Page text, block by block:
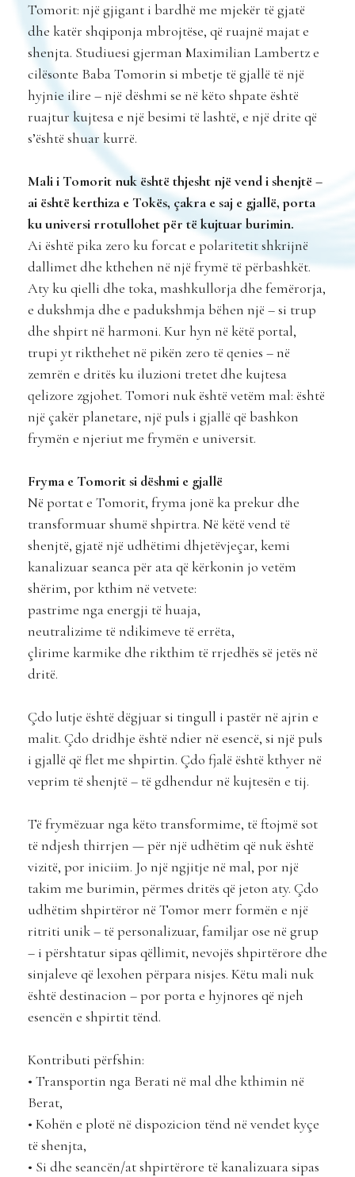
Tomorit: një gjigant i bardhë me mjekër të gjatë
dhe katër shqiponja mbrojtëse, që ruajnë majat e
shenjta. Studiuesi gjerman Maximilian Lambertz e
cilësonte Baba Tomorin si mbetje të gjallë të një
hyjnie ilire – një dëshmi se në këto shpate është
ruajtur kujtesa e një besimi të lashtë, e një drite që
s’është shuar kurrë.
Mali i Tomorit nuk është thjesht një vend i shenjtë –
ai është kerthiza e Tokës, çakra e saj e gjallë, porta
ku universi rrotullohet për të kujtuar burimin.
Ai është pika zero ku forcat e polaritetit shkrijnë
dallimet dhe kthehen në një frymë të përbashkët.
Aty ku qielli dhe toka, mashkullorja dhe femërorja,
e dukshmja dhe e padukshmja bëhen një – si trup
dhe shpirt në harmoni. Kur hyn në këtë portal,
trupi yt rikthehet në pikën zero të qenies – në
zemrën e dritës ku iluzioni tretet dhe kujtesa
qelizore zgjohet. Tomori nuk është vetëm mal: është
një çakër planetare, një puls i gjallë që bashkon
frymën e njeriut me frymën e universit.
Fryma e Tomorit si dëshmi e gjallë
Në portat e Tomorit, fryma jonë ka prekur dhe
transformuar shumë shpirtra. Në këtë vend të
shenjtë, gjatë një udhëtimi dhjetëvjeçar, kemi
kanalizuar seanca për ata që kërkonin jo vetëm
shërim, por kthim në vetvete:
pastrime nga energji të huaja,
neutralizime të ndikimeve të errëta,
çlirime karmike dhe rikthim të rrjedhës së jetës në
dritë.
Çdo lutje është dëgjuar si tingull i pastër në ajrin e
malit. Çdo dridhje është ndier në esencë, si një puls
i gjallë që flet me shpirtin. Çdo fjalë është kthyer në
veprim të shenjtë – të gdhendur në kujtesën e tij.
Të frymëzuar nga këto transformime, të ftojmë sot
të ndjesh thirrjen — për një udhëtim që nuk është
vizitë, por iniciim. Jo një ngjitje në mal, por një
takim me burimin, përmes dritës që jeton aty. Çdo
udhëtim shpirtëror në Tomor merr formën e një
ritriti unik – të personalizuar, familjar ose në grup
– i përshtatur sipas qëllimit, nevojës shpirtërore dhe
sinjaleve që lexohen përpara nisjes. Këtu mali nuk
është destinacion – por porta e hyjnores që njeh
esencën e shpirtit tënd.
Kontributi përfshin:
• Transportin nga Berati në mal dhe kthimin në
Berat,
• Kohën e plotë në dispozicion tënd në vendet kyçe
të shenjta,
• Si dhe seancën/at shpirtërore të kanalizuara sipas